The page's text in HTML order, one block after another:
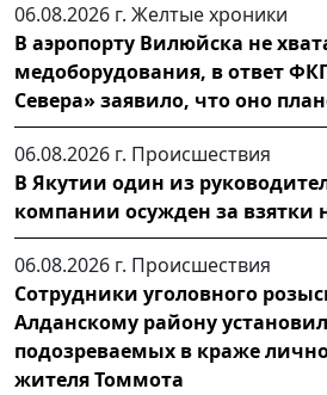
06.08.2026 г. Желтые хроники
В аэропорту Вилюйска не
медоборудования, в ответ
Севера» заявило, что оно
06.08.2026 г. Происшествия
В Якутии один из
компании осужден за взятки
06.08.2026 г. Происшествия
Сотрудники уголовного
Алданскому району
подозреваемых в краже
жителя Томмота